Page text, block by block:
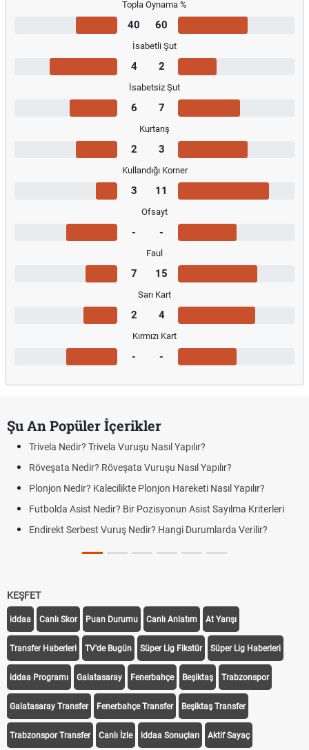
Topla Oynama %
40 60
İsabetli Şut
4 2
İsabetsiz Şut
6 7
Kurtarış
2 3
Kullandığı Korner
3 11
Ofsayt
- -
Faul
7 15
Sarı Kart
2 4
Kırmızı Kart
- -
Şu An Popüler İçerikler
Trivela Nedir? Trivela Vuruşu Nasıl Yapılır?
Röveşata Nedir? Röveşata Vuruşu Nasıl Yapılır?
Plonjon Nedir? Kalecilikte Plonjon Hareketi Nasıl Yapılır?
Futbolda Asist Nedir? Bir Pozisyonun Asist Sayılma Kriterleri
Endirekt Serbest Vuruş Nedir? Hangi Durumlarda Verilir?
KEŞFET
iddaa Canlı Skor Puan Durumu Canlı Anlatım At Yarışı
Transfer Haberleri TV'de Bugün Süper Lig Fikstür Süper Lig Haberleri
iddaa Programı Galatasaray Fenerbahçe Beşiktaş Trabzonspor
Galatasaray Transfer Fenerbahçe Transfer Beşiktaş Transfer
Trabzonspor Transfer Canlı İzle iddaa Sonuçları Aktif Sayaç